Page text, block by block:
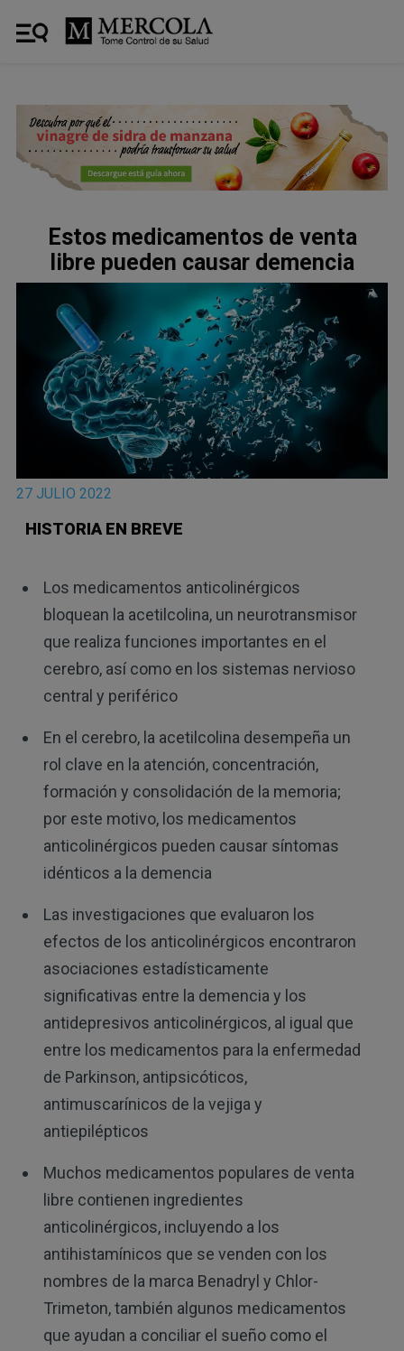
Estos medicamentos de venta
libre pueden causar demencia
27 JULIO 2022
HISTORIA EN BREVE
Los medicamentos anticolinérgicos
bloquean la acetilcolina, un neurotransmisor
que realiza funciones importantes en el
cerebro, así como en los sistemas nervioso
central y periférico
En el cerebro, la acetilcolina desempeña un
rol clave en la atención, concentración,
formación y consolidación de la memoria;
por este motivo, los medicamentos
anticolinérgicos pueden causar síntomas
idénticos a la demencia
Las investigaciones que evaluaron los
efectos de los anticolinérgicos encontraron
asociaciones estadísticamente
significativas entre la demencia y los
antidepresivos anticolinérgicos, al igual que
entre los medicamentos para la enfermedad
de Parkinson, antipsicóticos,
antimuscarínicos de la vejiga y
antiepilépticos
Muchos medicamentos populares de venta
libre contienen ingredientes
anticolinérgicos, incluyendo a los
antihistamínicos que se venden con los
nombres de la marca Benadryl y Chlor-
Trimeton, también algunos medicamentos
que ayudan a conciliar el sueño como el